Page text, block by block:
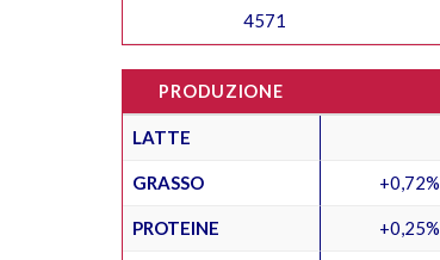
4571
PRODUZIONE
LATTE
GRASSO +0,72%
PROTEINE +0,25%